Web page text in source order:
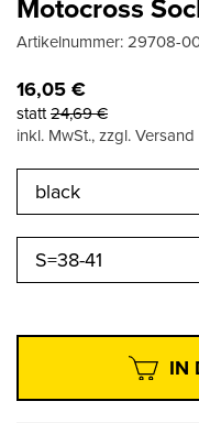
Motocross
Artikelnummer:29708-
16,05€
statt24,69€
inkl. MwSt., zzgl. Versand
S=38-41
IN